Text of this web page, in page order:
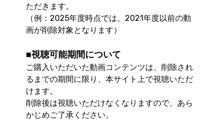
ただきます。
（例：2025年度時点では、2021年度以前の動
画が削除対象となります）
■視聴可能期間について
ご購入いただいた動画コンテンツは、削除され
るまでの期間に限り、本サイト上で視聴いただ
けます。
削除後は視聴いただけなくなりますので、あら
かじめご了承ください。